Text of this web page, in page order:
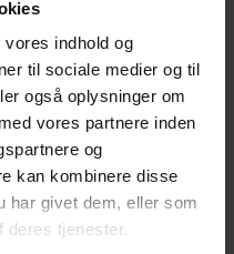
indhold og
til sociale medier og til
også oplysninger om
vores partnere inden
og
kan kombinere disse
har givet dem, eller som
deres tjenester.
Kornfri - 105gram